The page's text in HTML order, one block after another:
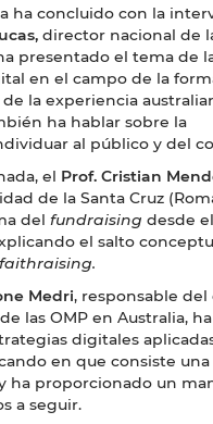
ha concluido con la
director nacional de
presentado el tema de
en el campo de la
la experiencia
ha hablar sobre la
al público y del
el Prof. Cristian
de la Santa Cruz
del fundraising desde
el salto
faithraising.
Medri, responsable
las OMP en Australia, ha
digitales
en que consiste una
ha proporcionado un
a seguir.